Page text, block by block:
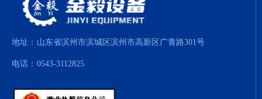
地址： 山东省滨州市滨城区滨州市高新区广青路301号
电话： 0543-3112825